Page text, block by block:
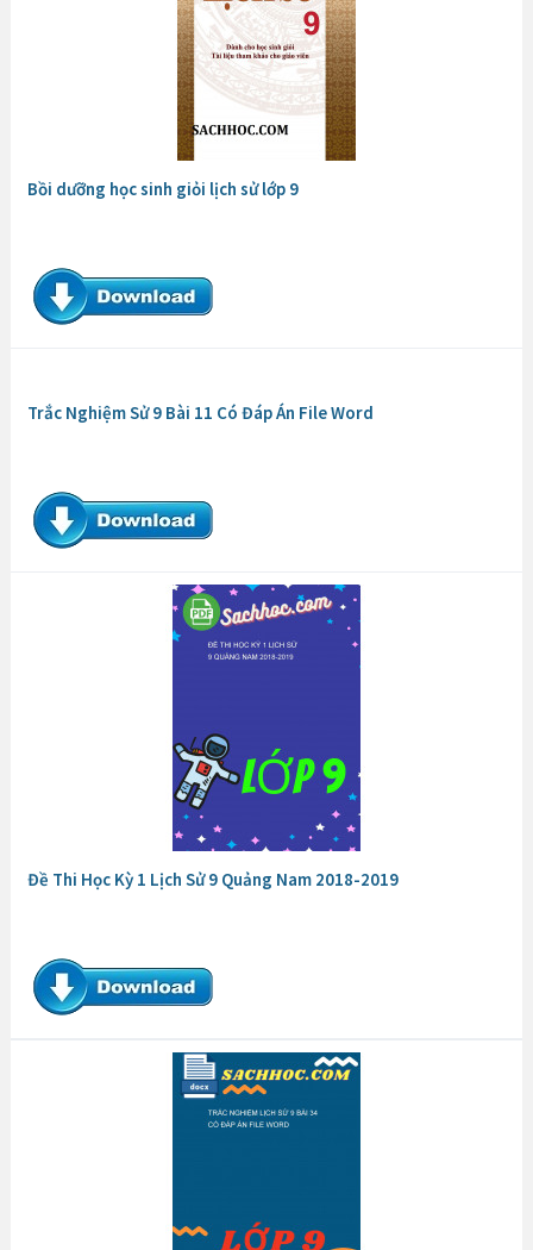
Bồi dưỡng học sinh giỏi lịch sử lớp 9
Trắc Nghiệm Sử 9 Bài 11 Có Đáp Án File Word
Đề Thi Học Kỳ 1 Lịch Sử 9 Quảng Nam 2018-2019